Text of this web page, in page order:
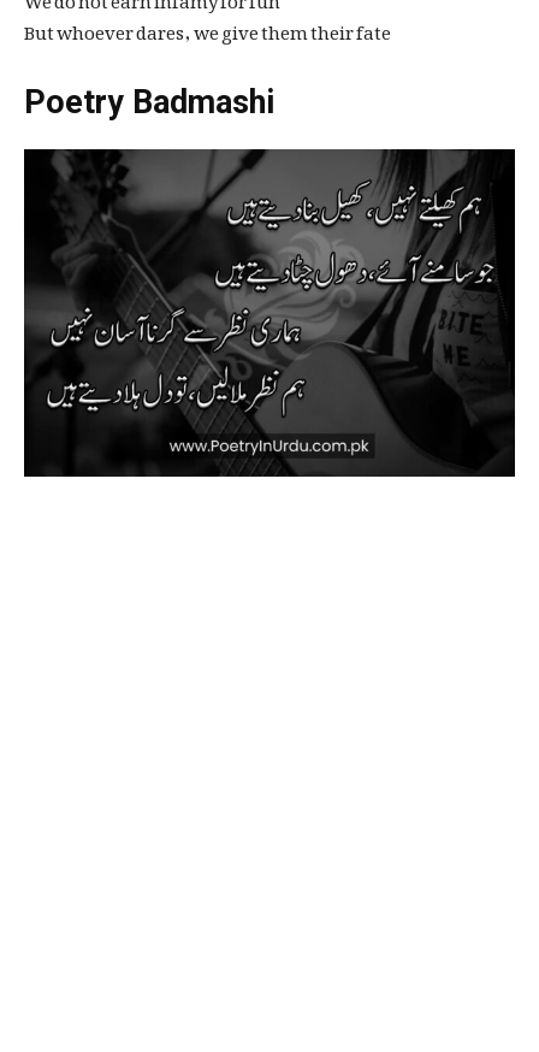
But whoever dares, we give them their fate
Poetry Badmashi